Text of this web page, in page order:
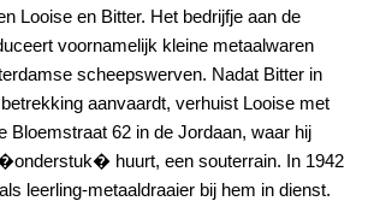
Looise en Bitter. Het bedrijfje aan de
voornamelijk kleine metaalwaren
scheepswerven. Nadat Bitter in
aanvaardt, verhuist Looise met
Bloemstraat 62 in de Jordaan, waar hij
huurt, een souterrain. In 1942
leerling-metaaldraaier bij hem in dienst.